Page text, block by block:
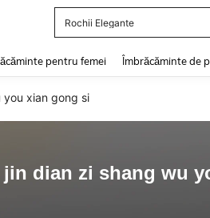
Rochii Elegante
pentru femei Îmbrăcăminte de
you xian gong si
dian zi shang wu